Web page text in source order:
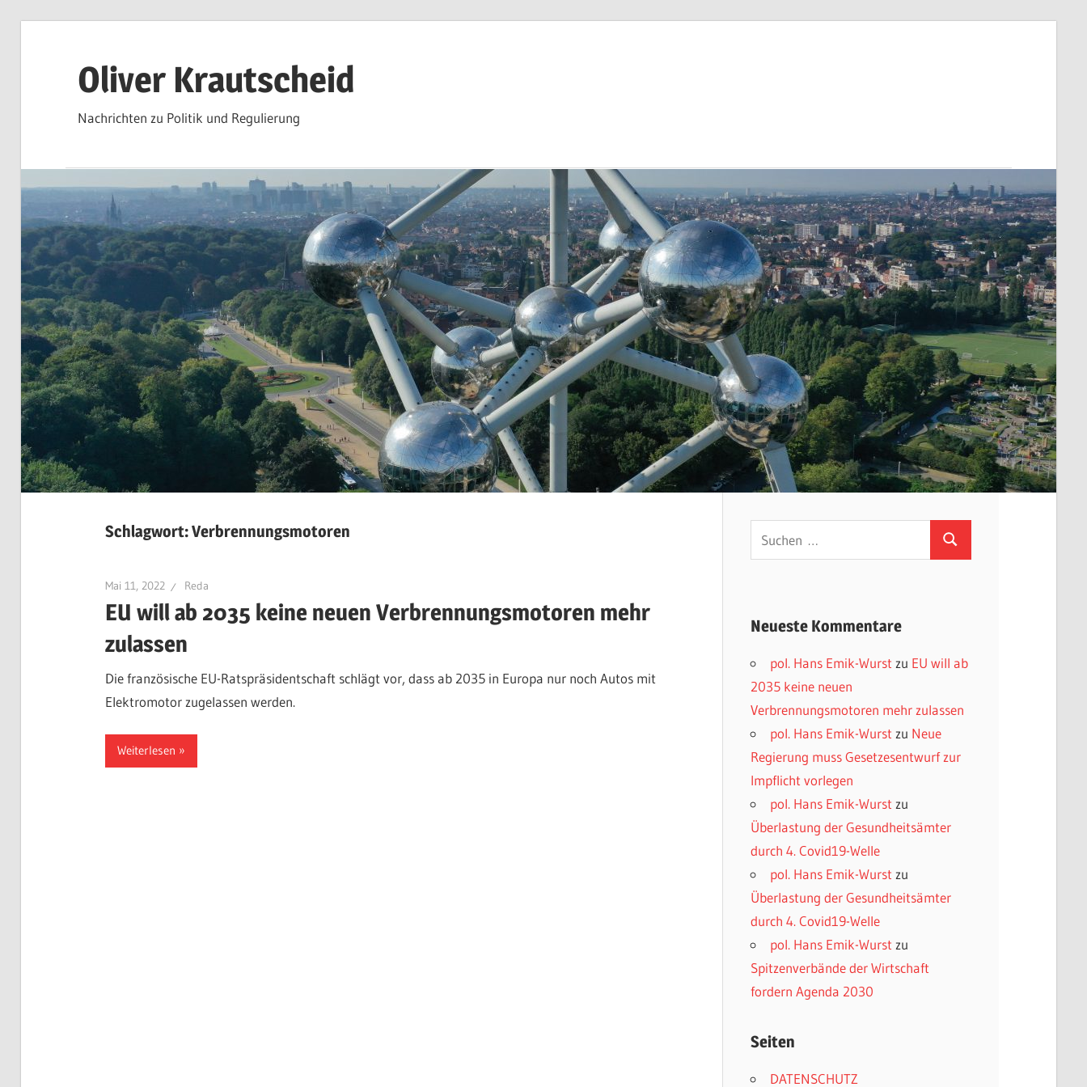
Oliver Krautscheid
Nachrichten zu Politik und Regulierung
Schlagwort:Verbrennungsmotoren
Mai 11, 2022 Reda
EU will ab 2035 keine neuen Verbrennungsmotoren mehr
zulassen
Die französische EU-Ratspräsidentschaft schlägt vor, dass ab 2035 in Europa nur noch Autos mit
Elektromotor zugelassen werden.
Weiterlesen
Suchen
Neueste Kommentare
pol. Hans Emik-Wurst zu EU will ab
2035 keine neuen
Verbrennungsmotoren mehr zulassen
pol. Hans Emik-Wurst zu Neue
Regierung muss Gesetzesentwurf zur
Impflicht vorlegen
pol. Hans Emik-Wurst zu
Überlastung der Gesundheitsämter
durch 4. Covid19-Welle
pol. Hans Emik-Wurst zu
Überlastung der Gesundheitsämter
durch 4. Covid19-Welle
pol. Hans Emik-Wurst zu
Spitzenverbände der Wirtschaft
fordern Agenda 2030
Seiten
DATENSCHUTZ